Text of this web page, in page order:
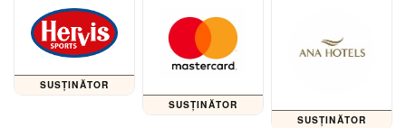
SUSȚINĂTOR
SUSȚINĂTOR
SUSȚINĂTOR